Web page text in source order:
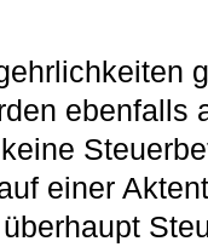
ebenfalls
einer